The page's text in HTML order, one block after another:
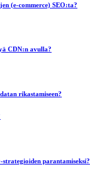
(e-commerce) SEO:ta?
CDN:n avulla?
rikastamiseen?
parantamiseksi?